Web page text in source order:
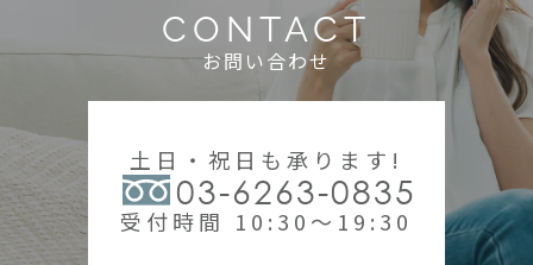
CONTACT
お問い合わせ
土日・祝日も承ります!
03-6263-0835
受付時間 10:30～19:30